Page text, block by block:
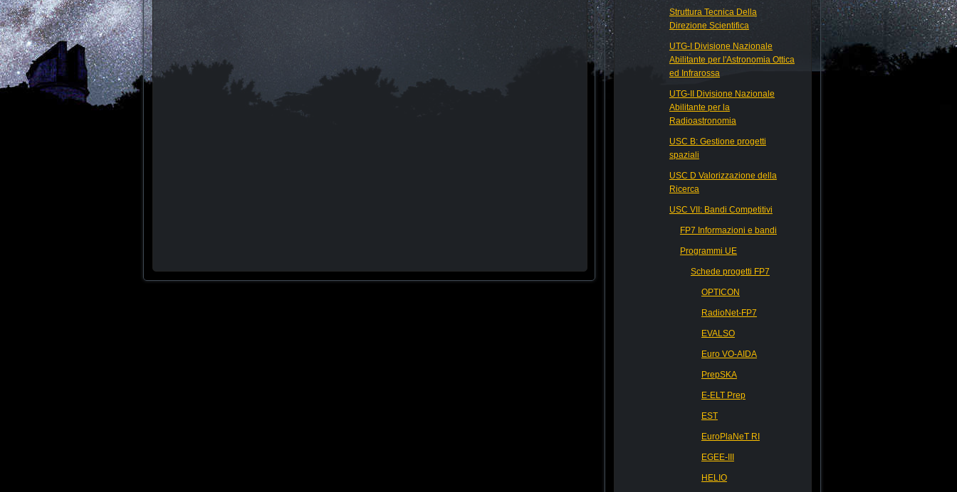
Struttura Tecnica Della
Direzione Scientifica
UTG-I Divisione Nazionale
Abilitante per l'Astronomia Ottica
ed Infrarossa
UTG-II Divisione Nazionale
Abilitante per la
Radioastronomia
USC B: Gestione progetti
spaziali
USC D Valorizzazione della
Ricerca
USC VII: Bandi Competitivi
FP7 Informazioni e bandi
Programmi UE
Schede progetti FP7
OPTICON
RadioNet-FP7
EVALSO
Euro VO-AIDA
PrepSKA
E-ELT Prep
EST
EuroPlaNeT RI
EGEE-III
HELIO